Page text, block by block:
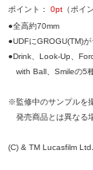
ポイント： 0pt （ポイ
●全高約70mm
●UDFにGROGU(TM)
●Drink、Look-Up、
with Ball、Smileの5
※監修中のサンプルを
発売商品とは異なる
(C) & TM Lucasfilm Ltd.